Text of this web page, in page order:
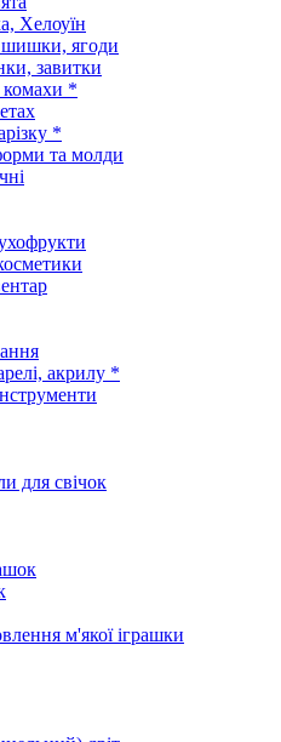
Хелоуїн
ягоди
завитки
*
*
та молди
акрилу *
для свічок
м'якої іграшки